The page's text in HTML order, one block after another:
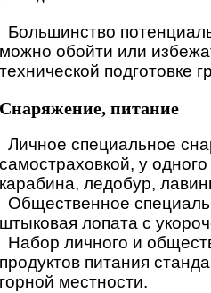
Большинство
можно обойти или
технической подготовке
Снаряжение, питание
Личное специальное
самостраховкой, у
карабина, ледобур,
Общественное
штыковая лопата с
Набор личного и
продуктов питания
горной местности.